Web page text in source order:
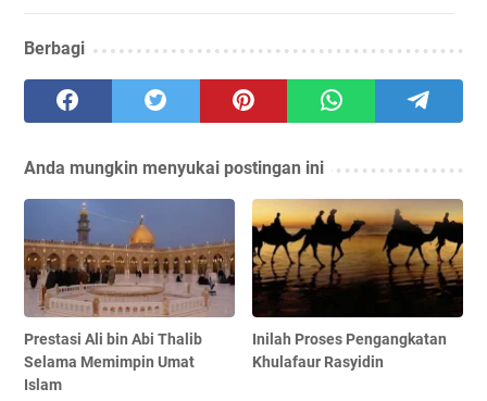
Berbagi
Anda mungkin menyukai postingan ini
Prestasi Ali bin Abi Thalib
Selama Memimpin Umat
Islam
Inilah Proses Pengangkatan
Khulafaur Rasyidin